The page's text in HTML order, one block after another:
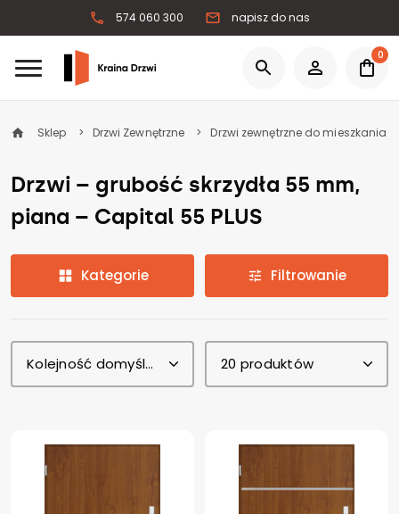
574 060 300 napisz do nas
0
Sklep Drzwi Zewnętrzne Drzwi zewnętrzne do mieszkania
Drzwi – grubość skrzydła 55 mm,
piana – Capital 55 PLUS
Kategorie Filtrowanie
Kolejność domyślna 20 produktów